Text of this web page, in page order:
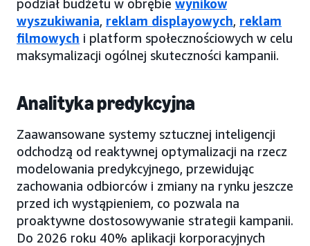
podział budżetu w obrębie wyników
wyszukiwania, reklam displayowych, reklam
filmowych i platform społecznościowych w celu
maksymalizacji ogólnej skuteczności kampanii.
Analityka predykcyjna
Zaawansowane systemy sztucznej inteligencji
odchodzą od reaktywnej optymalizacji na rzecz
modelowania predykcyjnego, przewidując
zachowania odbiorców i zmiany na rynku jeszcze
przed ich wystąpieniem, co pozwala na
proaktywne dostosowywanie strategii kampanii.
Do 2026 roku 40% aplikacji korporacyjnych